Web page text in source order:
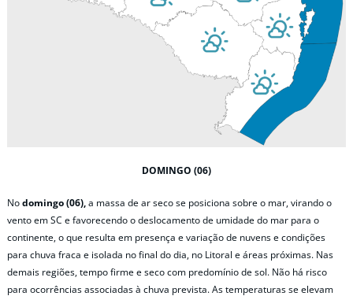
DOMINGO (06)
Nodomingo (06),a massa de ar seco se posiciona sobre o mar, virando o
vento em SC e favorecendo o deslocamento de umidade do mar para o
continente, o que resulta em presença e variação de nuvens e condições
para chuva fraca e isolada no final do dia, no Litoral e áreas próximas. Nas
demais regiões, tempo firme e seco com predomínio de sol. Não há risco
para ocorrências associadas à chuva prevista. As temperaturas se elevam